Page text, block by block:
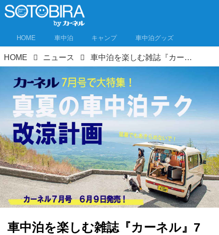
HOME 車中泊 キャンプ 車中泊グッズ
HOME ニュース 車中泊を楽しむ雑誌『カーネル』7月号は夏車中泊の暑さ対策を大特集！6月9日発売！
車中泊を楽しむ雑誌『カーネル』7